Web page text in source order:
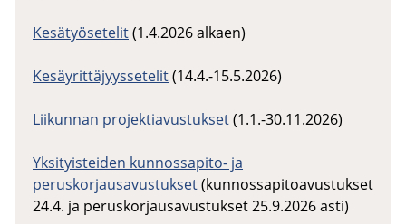
Kesätyösetelit(1.4.2026 alkaen)
Kesäyrittäjyyssetelit(14.4.-15.5.2026)
Liikunnan projektiavustukset(1.1.-30.11.2026)
Yksityisteiden kunnossapito- ja
peruskorjausavustukset(kunnossapitoavustukset
24.4. ja peruskorjausavustukset 25.9.2026 asti)